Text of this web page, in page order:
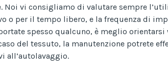
vi consigliamo di valutare sempre
o per il tempo libero, e la frequenza di
spesso qualcuno, è meglio orientarsi
del tessuto, la manutenzione potrete
all’autolavaggio.